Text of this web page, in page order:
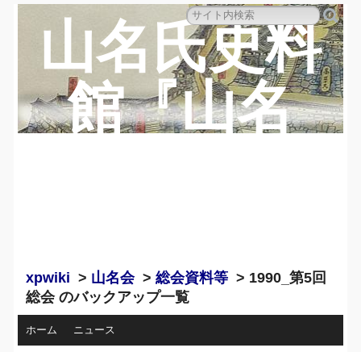
山名氏史料
館『山名
xpwiki > 山名会>総会資料等 > 1990_第5回
総会 のバックアップ一覧
ホーム ニュース